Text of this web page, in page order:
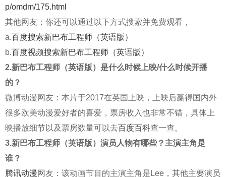
p/omdm/175.html
其他网友：你还可以通过以下方式搜索并免费观看，
a.百度搜索新巴布工程师（英语版）
b.百度视频搜索新巴布工程师（英语版）
2.新巴布工程师（英语版）是什么时候上映/什么时候开播
的？
微博动漫网友：本片于2017在英国上映，上映后赢得国内外
很多欧美动漫爱好者的喜爱，票房收入也非常不错，具体上
映播放细节以及票房数量可以去百度百科查一查。
3.新巴布工程师（英语版）演员人物有哪些？主演主角是
谁？
腾讯动漫网友：该动画节目的主演主角是Lee，其他主要演员